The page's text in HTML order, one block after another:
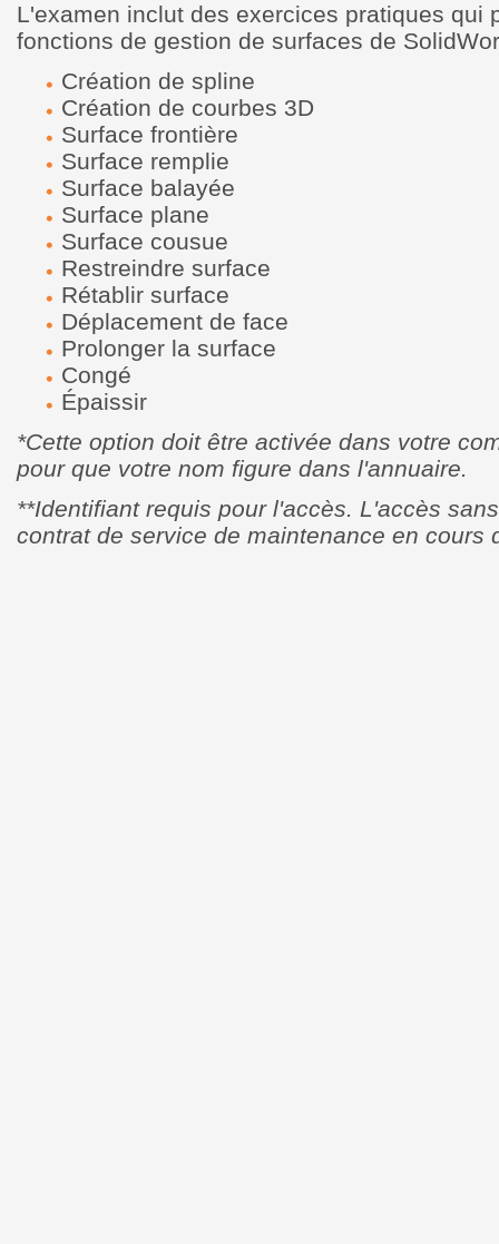
L'examen inclut des exercices pratiques qui
fonctions de gestion de surfaces de
Création de spline
Création de courbes 3D
Surface frontière
Surface remplie
Surface balayée
Surface plane
Surface cousue
Restreindre surface
Rétablir surface
Déplacement de face
Prolonger la surface
Congé
Épaissir
*Cette option doit être activée dans votre
pour que votre nom figure dans l'annuaire.
**Identifiant requis pour l'accès. L'accès
contrat de service de maintenance en cours